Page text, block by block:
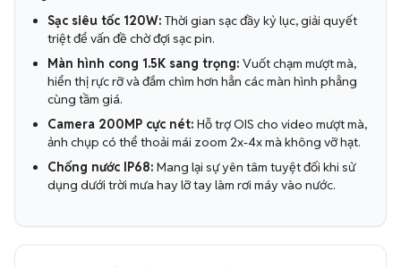
Sạc siêu tốc 120W: Thời gian sạc đầy kỷ lục, giải quyết
triệt để vấn đề chờ đợi sạc pin.
Màn hình cong 1.5K sang trọng: Vuốt chạm mượt mà,
hiển thị rực rỡ và đắm chìm hơn hẳn các màn hình phẳng
cùng tầm giá.
Camera 200MP cực nét: Hỗ trợ OIS cho video mượt mà,
ảnh chụp có thể thoải mái zoom 2x-4x mà không vỡ hạt.
Chống nước IP68: Mang lại sự yên tâm tuyệt đối khi sử
dụng dưới trời mưa hay lỡ tay làm rơi máy vào nước.